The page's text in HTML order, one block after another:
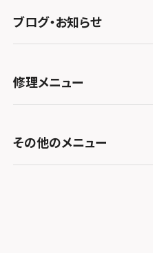
スマホスピタル ゲオデ
スマホスピタル埼玉大
スマホスピタル テルル
スマホスピタル テル
スマホスピタル テルル
スマホスピタル テル
スマホスピタル 藤枝
スマホスピタル名古屋
スマホスピタル名古屋
スマホスピタル 大府
スマホスピタル 西枇杷
スマホスピタル 尾張旭
スマホスピタル京橋
スマホスピタル難波
スマホスピタルイオン
スマホスピタル岡山駅前
スマホスピタル西条
スマホスピタル by デ
ち
スマホスピタル福岡天
スマホスピタル熊本下通
スマホスピタル
キャンペーン一覧
ブログ・お知らせ
お知らせ
修理メニュー
iPhone修理メニュー
その他のメニュー